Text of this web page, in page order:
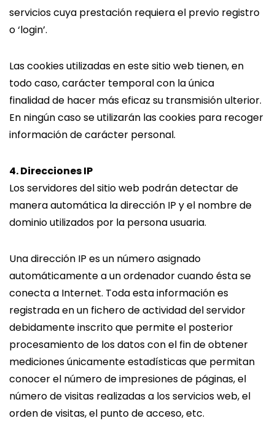
servicios cuya prestación requiera el previo registro
o ‘login’.
Las cookies utilizadas en este sitio web tienen, en
todo caso, carácter temporal con la única
finalidad de hacer más eficaz su transmisión ulterior.
En ningún caso se utilizarán las cookies para recoger
información de carácter personal.
4. Direcciones IP
Los servidores del sitio web podrán detectar de
manera automática la dirección IP y el nombre de
dominio utilizados por la persona usuaria.
Una dirección IP es un número asignado
automáticamente a un ordenador cuando ésta se
conecta a Internet. Toda esta información es
registrada en un fichero de actividad del servidor
debidamente inscrito que permite el posterior
procesamiento de los datos con el fin de obtener
mediciones únicamente estadísticas que permitan
conocer el número de impresiones de páginas, el
número de visitas realizadas a los servicios web, el
orden de visitas, el punto de acceso, etc.